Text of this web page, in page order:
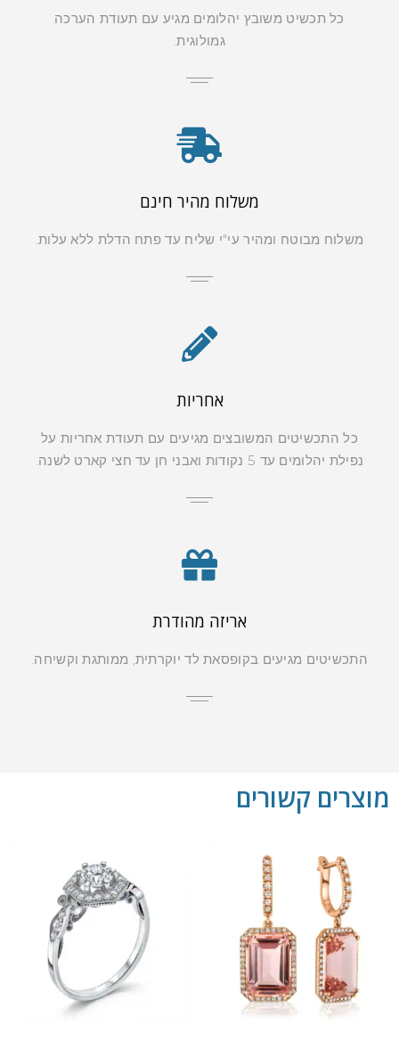
כל תכשיט משובץ יהלומים מגיע עם תעודת הערכה
גמולוגית.
משלוח מהיר חינם
משלוח מבוטח ומהיר עי"י שליח עד פתח הדלת ללא עלות.
אחריות
כל התכשיטים המשובצים מגיעים עם תעודת אחריות על
נפילת יהלומים עד 5 נקודות ואבני חן עד חצי קארט לשנה.
אריזה מהודרת
התכשיטים מגיעים בקופסאת לד יוקרתית, ממותגת וקשיחה.
מוצרים קשורים